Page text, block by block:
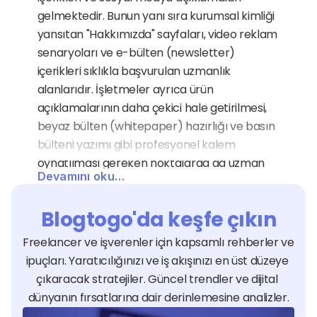
gelmektedir. Bunun yanı sıra kurumsal kimliği
yansıtan "Hakkımızda" sayfaları, video reklam
senaryoları ve e-bülten (newsletter)
içerikleri sıklıkla başvurulan uzmanlık
alanlarıdır. İşletmeler ayrıca ürün
açıklamalarının daha çekici hale getirilmesi,
beyaz bülten (whitepaper) hazırlığı ve basın
bülteni yazımı gibi profesyonel kalem
oynatılması gereken noktalarda da uzman
desteğine ihtiyaç duymaktadır.
Hangi Sektörlere Hizmet
Verir?
Metin yazarlığı hizmeti, kendini ifade etmek
ve ikna etmek zorunda olan e-ticaret,
teknoloji, turizm, eğitim ve sağlık gibi tüm
Devamını oku…
Blogtogo'da keşfe çıkın
Freelancer ve işverenler için kapsamlı rehberler ve
ipuçları. Yaratıcılığınızı ve iş akışınızı en üst düzeye
çıkaracak stratejiler. Güncel trendler ve dijital
dünyanın fırsatlarına dair derinlemesine analizler.